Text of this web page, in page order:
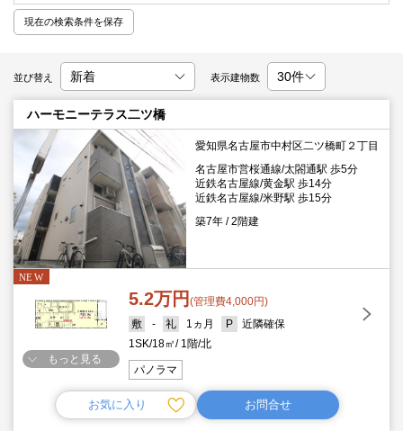
現在の検索条件を保存
並び替え 表示建物数
ハーモニーテラス二ツ橋
愛知県名古屋市中村区二ツ橋町２丁目
名古屋市営桜通線/太閤通駅 歩5分
近鉄名古屋線/黄金駅 歩14分
近鉄名古屋線/米野駅 歩15分
築7年
2階建
もっと見る
1階 北
5.2万円(管理費4,000円)
-
1ヵ月
1SK 18㎡
近隣確保
パノラマ
お気に入り お問合せ